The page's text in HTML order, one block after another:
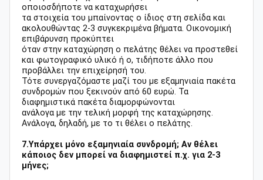
οποιοσδήποτε να καταχωρήσει
τα στοιχεία του μπαίνοντας ο ίδιος στη σελίδα και
ακολουθώντας 2-3 συγκεκριμένα βήματα. Οικονομική
επιβάρυνση προκύπτει
όταν στην καταχώρηση ο πελάτης θέλει να προστεθεί
και φωτογραφικό υλικό ή ο, τιδήποτε άλλο που
προβάλλει την επιχείρησή του.
Τότε συνεργαζόμαστε μαζί του με εξαμηνιαία πακέτα
συνδρομών που ξεκινούν από 60 ευρώ. Τα
διαφημιστικά πακέτα διαμορφώνονται
ανάλογα με την τελική μορφή της καταχώρησης.
Ανάλογα, δηλαδή, με το τι θέλει ο πελάτης.
7.Υπάρχει μόνο εξαμηνιαία συνδρομή; Αν θέλει
κάποιος δεν μπορεί να διαφημιστεί π.χ. για 2-3
μήνες;